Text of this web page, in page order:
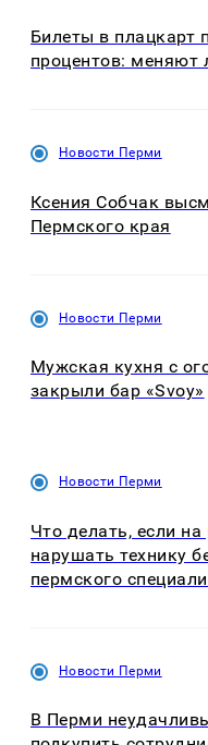
Билеты в плацкарт
процентов: меняют
Новости Перми
Ксения Собчак
Пермского края
Новости Перми
Мужская кухня с
закрыли бар «Svoy»
Новости Перми
Что делать, если
нарушать технику
пермского
Новости Перми
В Перми